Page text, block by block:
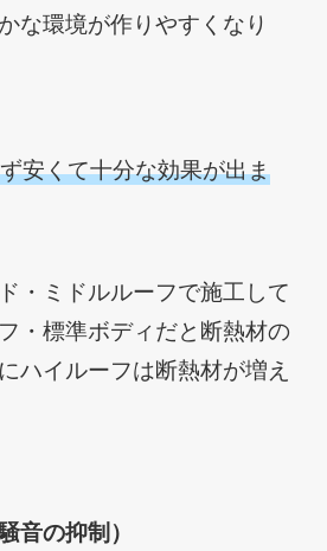
な環境が作りやすくなり
安くて十分な効果が出ま
・ミドルルーフで施工して
・標準ボディだと断熱材の
ハイルーフは断熱材が増え
音の抑制）